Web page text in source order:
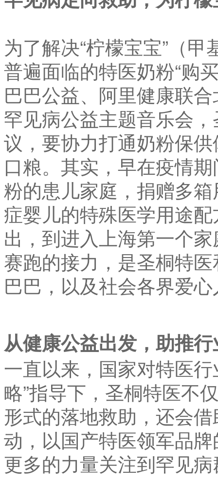
为了解决“柠檬宝宝”（
普遍面临的特医奶粉“购
巴巴公益、阿里健康联
罕见病公益主题音乐会
议，要协力打通奶粉保
口粮。其实，早在疫情
粉的患儿家庭，捐赠多
症婴儿的特殊医学用途
出，到进入上海第一个
赛跑的接力，是圣桐特
巴巴，以及社会各界爱
从健康公益出发，助推
一直以来，国家对特医
略”指导下，圣桐特医不
形式的落地救助，还会
动，以国产特医领军品
更多的力量关注到罕见